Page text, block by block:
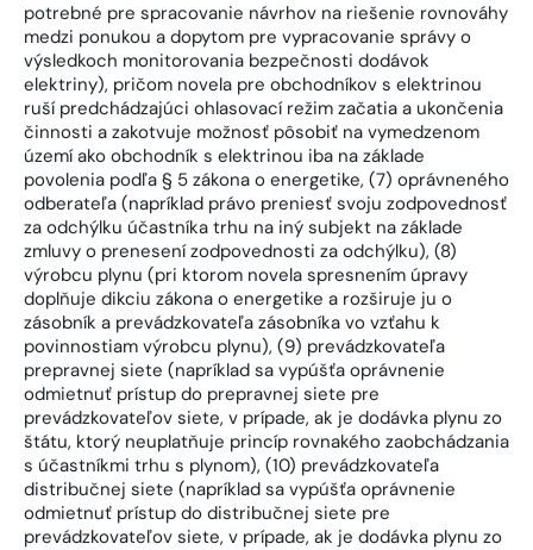
potrebné pre spracovanie návrhov na riešenie rovnováhy
medzi ponukou a dopytom pre vypracovanie správy o
výsledkoch monitorovania bezpečnosti dodávok
elektriny), pričom novela pre obchodníkov s elektrinou
ruší predchádzajúci ohlasovací režim začatia a ukončenia
činnosti a zakotvuje možnosť pôsobiť na vymedzenom
území ako obchodník s elektrinou iba na základe
povolenia podľa § 5 zákona o energetike, (7) oprávneného
odberateľa (napríklad právo preniesť svoju zodpovednosť
za odchýlku účastníka trhu na iný subjekt na základe
zmluvy o prenesení zodpovednosti za odchýlku), (8)
výrobcu plynu (pri ktorom novela spresnením úpravy
doplňuje dikciu zákona o energetike a rozširuje ju o
zásobník a prevádzkovateľa zásobníka vo vzťahu k
povinnostiam výrobcu plynu), (9) prevádzkovateľa
prepravnej siete (napríklad sa vypúšťa oprávnenie
odmietnuť prístup do prepravnej siete pre
prevádzkovateľov siete, v prípade, ak je dodávka plynu zo
štátu, ktorý neuplatňuje princíp rovnakého zaobchádzania
s účastníkmi trhu s plynom), (10) prevádzkovateľa
distribučnej siete (napríklad sa vypúšťa oprávnenie
odmietnuť prístup do distribučnej siete pre
prevádzkovateľov siete, v prípade, ak je dodávka plynu zo